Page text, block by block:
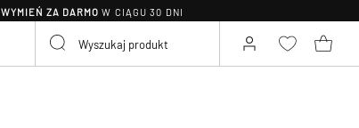
WYMIEŃ ZA DARMO W CIĄGU 30 DNI